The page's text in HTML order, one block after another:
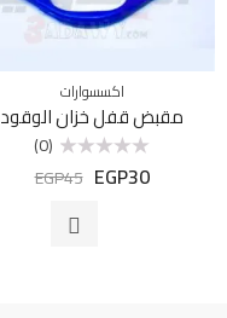
اكسسوارات
مقبض قفل خزان الوقود
التقييم
(0)
EGP30
EGP45